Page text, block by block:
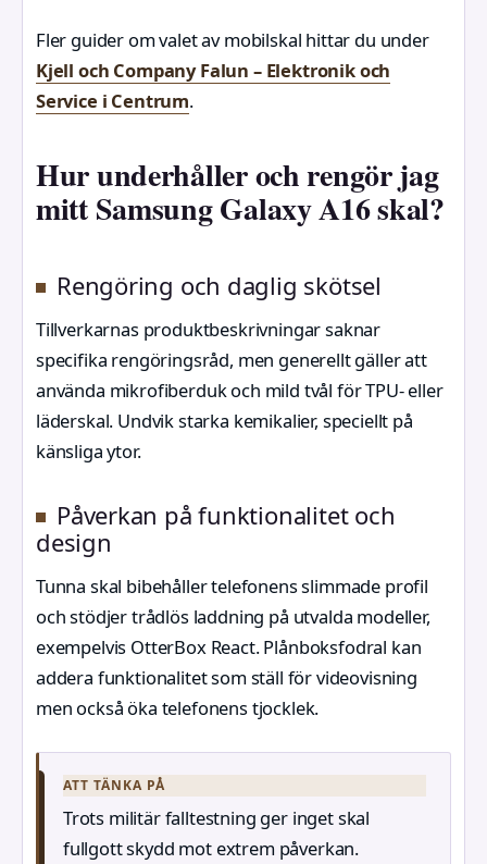
Fler guider om valet av mobilskal hittar du under
Kjell och Company Falun – Elektronik och
Service i Centrum.
Hur underhåller och rengör jag
mitt Samsung Galaxy A16 skal?
Rengöring och daglig skötsel
Tillverkarnas produktbeskrivningar saknar
specifika rengöringsråd, men generellt gäller att
använda mikrofiberduk och mild tvål för TPU- eller
läderskal. Undvik starka kemikalier, speciellt på
känsliga ytor.
Påverkan på funktionalitet och
design
Tunna skal bibehåller telefonens slimmade profil
och stödjer trådlös laddning på utvalda modeller,
exempelvis OtterBox React. Plånboksfodral kan
addera funktionalitet som ställ för videovisning
men också öka telefonens tjocklek.
ATT TÄNKA PÅ
Trots militär falltestning ger inget skal
fullgott skydd mot extrem påverkan.